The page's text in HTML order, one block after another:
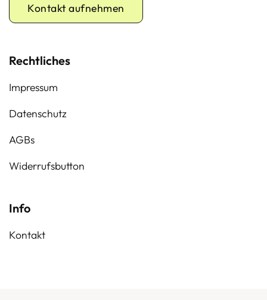
Kontakt aufnehmen
Rechtliches
Impressum
Datenschutz
AGBs
Widerrufsbutton
Info
Kontakt